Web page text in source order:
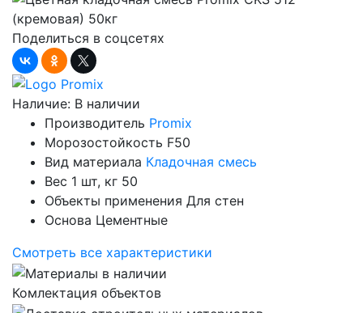
Поделиться в соцсетях
Наличие: В наличии
Производитель Promix
Морозостойкость F50
Вид материала Кладочная смесь
Вес 1 шт, кг 50
Объекты применения Для стен
Основа Цементные
Смотреть все характеристики
Комлектация объектов